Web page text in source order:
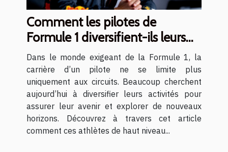
Comment les pilotes de
Formule 1 diversifient-ils leurs
carrières ?
Dans le monde exigeant de la Formule 1, la
carrière d’un pilote ne se limite plus
uniquement aux circuits. Beaucoup cherchent
aujourd’hui à diversifier leurs activités pour
assurer leur avenir et explorer de nouveaux
horizons. Découvrez à travers cet article
comment ces athlètes de haut niveau...